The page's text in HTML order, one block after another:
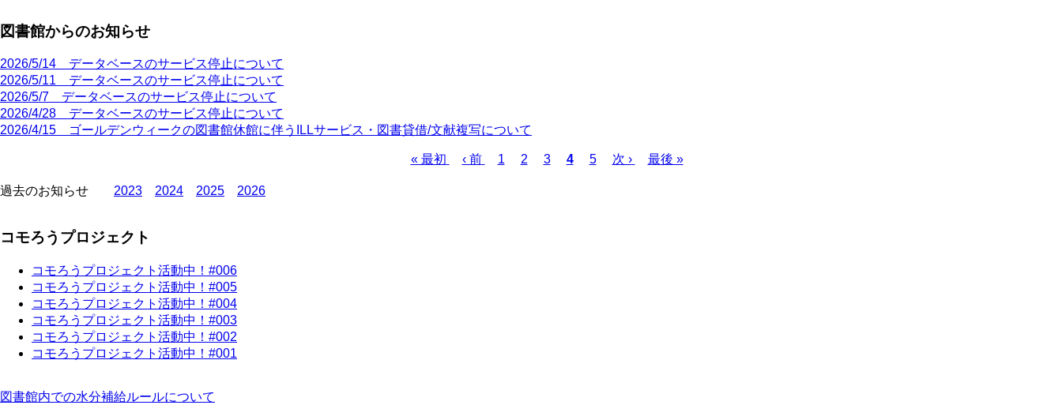
図書館からのお知らせ
2026/5/14 データベースのサービス停止について
2026/5/11 データベースのサービス停止について
2026/5/7 データベースのサービス停止について
2026/4/28 データベースのサービス停止について
2026/4/15 ゴールデンウィークの図書館休館に伴うILLサービス・図書貸借/文献複写について
First
« 最初
Previous
‹ 前 Page
1 Page
2 Page
3
Current
4 Page
5
Next
次 ›
Last
最後 »
過去のお知らせ 2023 2024 2025 2026
コモろうプロジェクト
コモろうプロジェクト活動中！#006
コモろうプロジェクト活動中！#005
コモろうプロジェクト活動中！#004
コモろうプロジェクト活動中！#003
コモろうプロジェクト活動中！#002
コモろうプロジェクト活動中！#001
図書館内での水分補給ルールについて